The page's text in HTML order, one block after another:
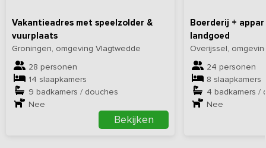
Vakantieadres met speelzolder &
vuurplaats
Groningen, omgeving Vlagtwedde
28 personen
14 slaapkamers
9 badkamers / douches
Nee
Bekijken
Boerderij +
landgoed
Overijssel,
24 personen
8 slaapkamers
4 badkamers /
Nee